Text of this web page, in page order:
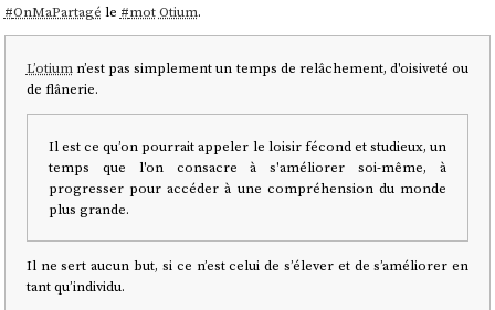
#OnMaPartagé le #motOtium.
L’otiumn’est pas simplement un temps de relâchement, d'oisiveté ou
de flânerie.
Il est ce qu’on pourrait appeler le loisir fécond et studieux, un
temps que l'on consacre à s'améliorer soi-même, à
progresser pour accéder à une compréhension du monde
plus grande.
Il ne sert aucun but, si ce n’est celui de s’élever et de s’améliorer en
tant qu’individu.